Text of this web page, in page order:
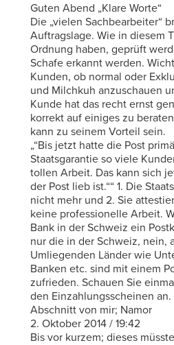
Guten Abend „Klare Worte“
Die „vielen Sachbearbeiter“
Auftragslage. Wie in diesem
Ordnung haben, geprüft
Schafe erkannt werden.
Kunden, ob normal oder
und Milchkuh anzuschauen
Kunde hat das recht ernst
korrekt auf einiges zu
kann zu seinem Vorteil sein.
„“Bis jetzt hatte die Post
Staatsgarantie so viele
tollen Arbeit. Das kann sich
der Post lieb ist.““ 1. Die
nicht mehr und 2. Sie
keine professionelle Arbeit.
Bank in der Schweiz ein
nur die in der Schweiz, nein,
Umliegenden Länder wie
Banken etc. sind mit einem
zufrieden. Schauen Sie
den Einzahlungsscheinen
Abschnitt von mir; Namor
2. Oktober 2014 / 19:42
Bis vor kurzem; dieses